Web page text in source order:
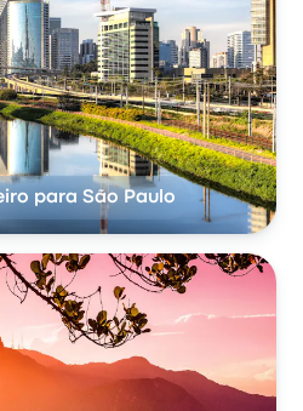
para São Paulo